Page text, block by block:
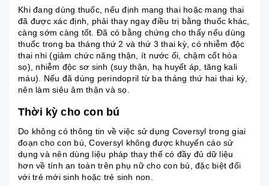
Khi đang dùng thuốc, nếu định mang thai hoặc mang thai
đã được xác định, phải thay ngay điều trị bằng thuốc khác,
càng sớm càng tốt. Đã có bằng chứng cho thấy nếu dùng
thuốc trong ba tháng thứ 2 và thứ 3 thai kỳ, có nhiễm độc
thai nhi (giảm chức năng thận, ít nước ối, chậm cốt hóa
sọ), nhiễm độc sơ sinh (suy thận, hạ huyết áp, tăng kali
máu). Nếu đã dùng perindopril từ ba tháng thứ hai thai kỳ,
nên làm siêu âm thận và sọ.
Thời kỳ cho con bú
Do không có thông tin về việc sử dụng Coversyl trong giai
đoạn cho con bú, Coversyl không được khuyến cáo sử
dụng và nên dùng liệu pháp thay thế có đầy đủ dữ liệu
hơn về tính an toàn trên phụ nữ cho con bú, đặc biệt đối
với trẻ mới sinh hoặc trẻ sinh non.